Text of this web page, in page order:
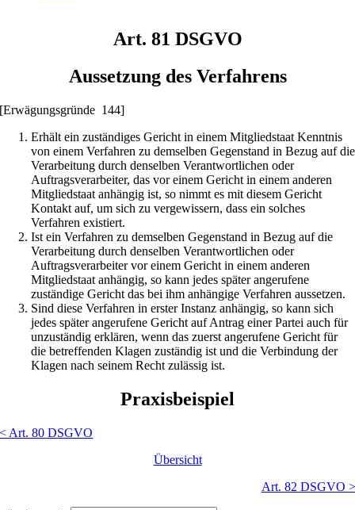
Art. 81 DSGVO
Aussetzung des Verfahrens
[Erwägungsgründe 144]
Erhält ein zuständiges Gericht in einem Mitgliedstaat Kenntnis
von einem Verfahren zu demselben Gegenstand in Bezug auf die
Verarbeitung durch denselben Verantwortlichen oder
Auftragsverarbeiter, das vor einem Gericht in einem anderen
Mitgliedstaat anhängig ist, so nimmt es mit diesem Gericht
Kontakt auf, um sich zu vergewissern, dass ein solches
Verfahren existiert.
Ist ein Verfahren zu demselben Gegenstand in Bezug auf die
Verarbeitung durch denselben Verantwortlichen oder
Auftragsverarbeiter vor einem Gericht in einem anderen
Mitgliedstaat anhängig, so kann jedes später angerufene
zuständige Gericht das bei ihm anhängige Verfahren aussetzen.
Sind diese Verfahren in erster Instanz anhängig, so kann sich
jedes später angerufene Gericht auf Antrag einer Partei auch für
unzuständig erklären, wenn das zuerst angerufene Gericht für
die betreffenden Klagen zuständig ist und die Verbindung der
Klagen nach seinem Recht zulässig ist.
Praxisbeispiel
< Art. 80 DSGVO
Übersicht
Art. 82 DSGVO >